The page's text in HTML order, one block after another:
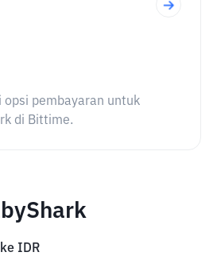
opsi pembayaran untuk
di Bittime.
ke IDR